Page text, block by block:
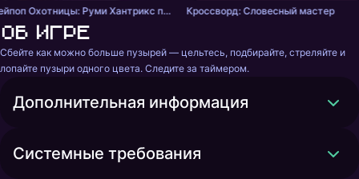
Кейпоп Охотницы: Руми Хантрикс против Демонов Кроссворд: Словесный мастер
Об игре
Сбейте как можно больше пузырей — цельтесь, подбирайте, стреляйте и
лопайте пузыри одного цвета. Следите за таймером.
Дополнительная информация
Системные требования